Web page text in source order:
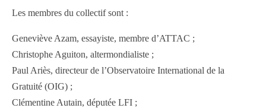
Les membres du collectif sont :
Geneviève Azam, essayiste, membre d’ATTAC ;
Christophe Aguiton, altermondialiste ;
Paul Ariès, directeur de l’Observatoire International de la
Gratuité (OIG) ;
Clémentine Autain, députée LFI ;